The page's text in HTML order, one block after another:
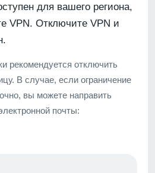
для вашего региона,
VPN. Отключите VPN и
рекомендуется отключить
В случае, если ограничение
вы можете направить
почты: